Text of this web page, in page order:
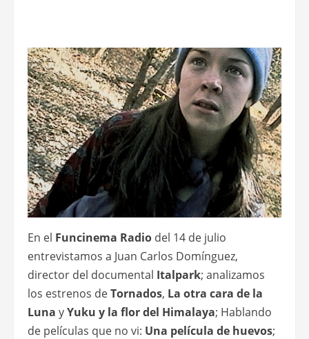
En el Funcinema Radio del 14 de julio
entrevistamos a Juan Carlos Domínguez,
director del documental Italpark; analizamos
los estrenos deTornados, La otra cara de la
Luna yYuku y la flor del Himalaya; Hablando
de películas que no vi: Una película de huevos;